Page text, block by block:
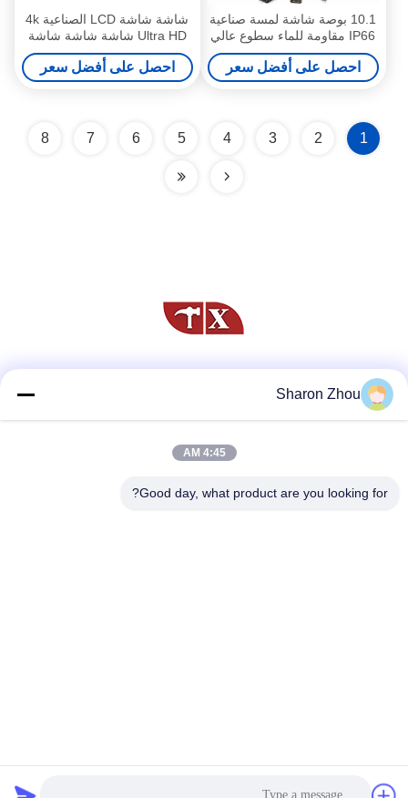
10.1 بوصة شاشة لمسة صناعية
IP66 مقاومة للماء سطوع عالي
1000-2000 نيتش شاشة HDMI
LCD
احصل على أفضل سعر
شاشة شاشة LCD الصناعية 4k
Ultra HD شاشة شاشة شاشة
10.25 بوصة LVDS الزاوية
الكاملة
احصل على أفضل سعر
1
2
3
4
5
6
7
8
وسائل التواصل الاجتماعيSharon Zhou
4:45 AM
Good day, what product are you looking for?